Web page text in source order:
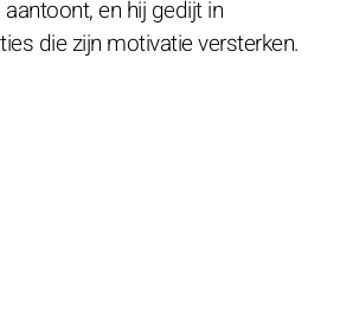
en hij gedijt in
die zijn motivatie versterken.